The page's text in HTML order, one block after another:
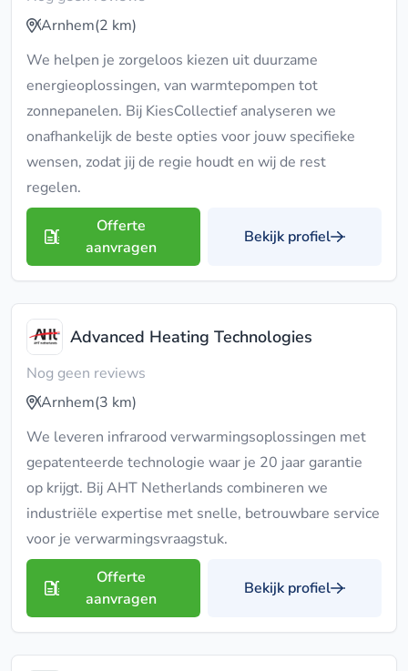
Arnhem(2 km)
We helpen je zorgeloos kiezen uit duurzame
energieoplossingen, van warmtepompen tot
zonnepanelen. Bij KiesCollectief analyseren we
onafhankelijk de beste opties voor jouw specifieke
wensen, zodat jij de regie houdt en wij de rest
regelen.
Offerte
aanvragen
Bekijk profiel
Advanced Heating Technologies
Nog geen reviews
Arnhem(3 km)
We leveren infrarood verwarmingsoplossingen met
gepatenteerde technologie waar je 20 jaar garantie
op krijgt. Bij AHT Netherlands combineren we
industriële expertise met snelle, betrouwbare service
voor je verwarmingsvraagstuk.
Offerte
aanvragen
Bekijk profiel